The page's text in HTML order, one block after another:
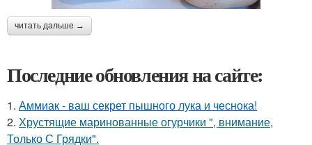
читать дальше →
Последние обновления на сайте:
1. Аммиак - ваш секрет пышного лука и чеснока!
2. Хрустящие маринованные огурчики ", внимание,
Только С Грядки".